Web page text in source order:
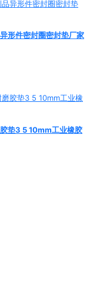
形件密封圈密封垫厂家
垫3 5 10mm工业橡胶